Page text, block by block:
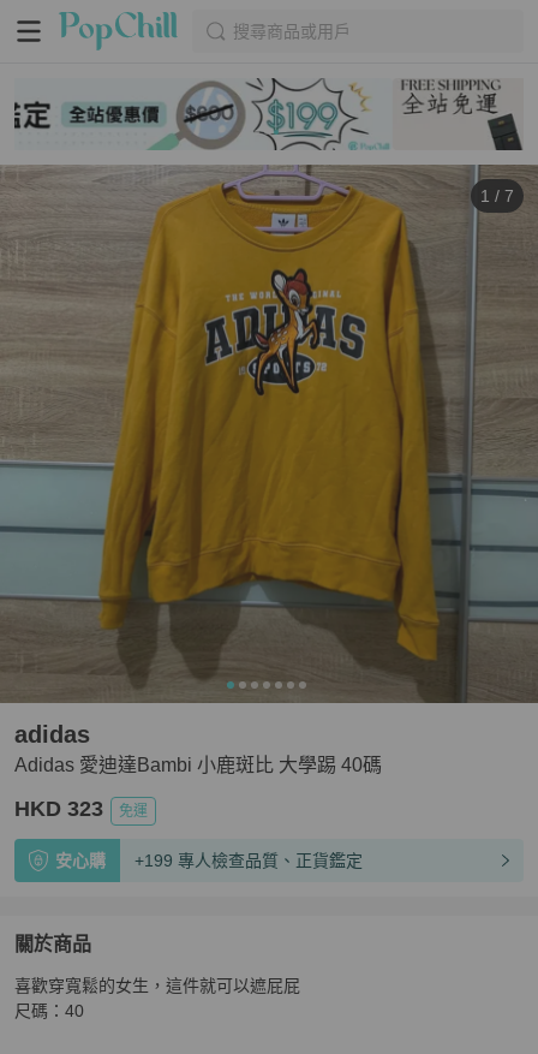
搜尋商品或用戶
1 / 7
Adidas 愛迪達Bambi 小鹿斑比 大學踢 40碼
adidas
HKD 323 免運
安心購 +199 專人檢查品質、正貨鑑定
關於商品
關於Adidas 愛迪達Bambi 小鹿斑比 大學踢 40碼
喜歡穿寬鬆的女生，這件就可以遮屁屁
尺碼：40